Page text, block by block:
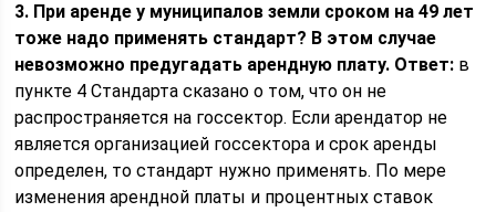
3. При аренде у муниципалов земли сроком на 49 лет
тоже надо применять стандарт? В этом случае
невозможно предугадать арендную плату. Ответ: в
пункте 4 Стандарта сказано о том, что он не
распространяется на госсектор. Если арендатор не
является организацией госсектора и срок аренды
определен, то стандарт нужно применять. По мере
изменения арендной платы и процентных ставок